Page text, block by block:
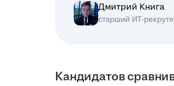
Дмитрий Книга
старший ИТ-
Кандидатов